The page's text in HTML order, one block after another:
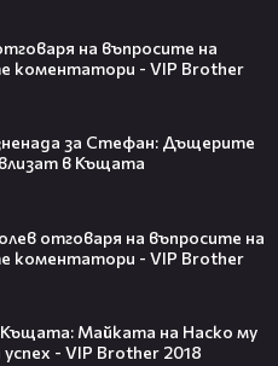
на въпросите на
коментатори - VIP Brother
за Стефан: Дъщерите
в Къщата
отговаря на въпросите на
коментатори - VIP Brother
Майката на Наско му
- VIP Brother 2018
празнува рождения
момичето от „Disney“
в световна икона🤩🎂
съсипят всяко GenZ:
провалът е